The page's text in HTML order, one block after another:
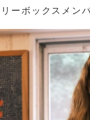
ーボックスメン